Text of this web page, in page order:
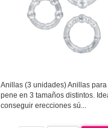
Anillas (3 unidades) Anillas para
pene en 3 tamaños distintos.
conseguir erecciones sú...